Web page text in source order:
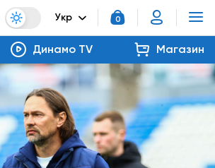
Укр 0
Динамо TV Магазин